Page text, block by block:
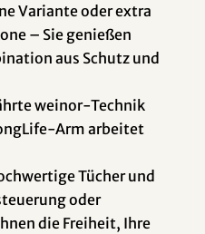
Variante oder extra
– Sie genießen
aus Schutz und
weinor-Technik
Arm arbeitet
Tücher und
oder
die Freiheit, Ihre